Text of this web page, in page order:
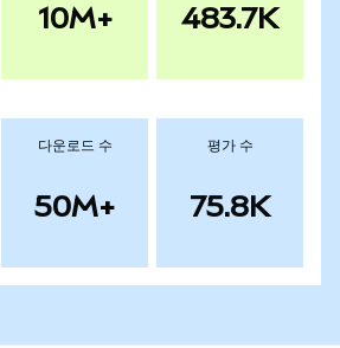
10M+ 483.7K
다운로드 수
50M+
평가 수
75.8K